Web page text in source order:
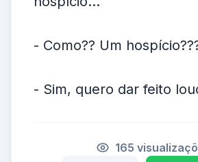
- Como?? Um
- Sim, quero dar feito
165